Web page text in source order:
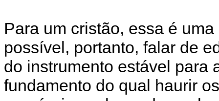
Para um cristão, essa é
possível, portanto, falar de
do instrumento estável para
fundamento do qual haurir